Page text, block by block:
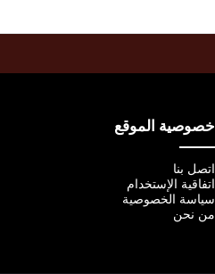
خصوصية الموقع
اتصل بنا
اتفاقية الإستخدام
سياسة الخصوصية
من نحن